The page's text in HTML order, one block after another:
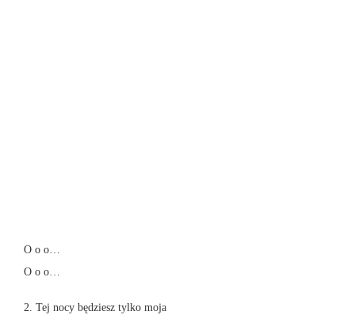
O o o…
O o o…
2. Tej nocy będziesz tylko moja